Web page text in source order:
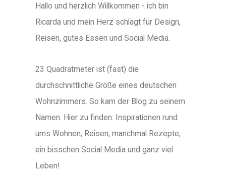
Hallo und herzlich Willkommen - ich bin
Ricarda und mein Herz schlägt für Design,
Reisen, gutes Essen und Social Media.
23 Quadratmeter ist (fast) die
durchschnittliche Größe eines deutschen
Wohnzimmers. So kam der Blog zu seinem
Namen. Hier zu finden: Inspirationen rund
ums Wohnen, Reisen, manchmal Rezepte,
ein bisschen Social Media und ganz viel
Leben!